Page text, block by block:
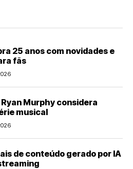
25 anos com novidades e
fãs
Murphy considera
musical
de conteúdo gerado por IA